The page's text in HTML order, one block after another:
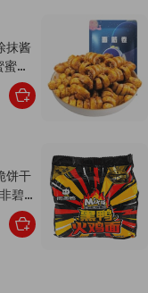
抹酱
蜜
红书
饼干
碧根
独